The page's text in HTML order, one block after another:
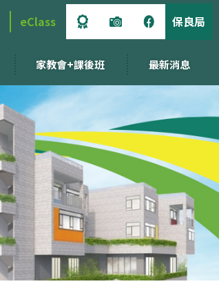
eClass 保良局
家教會+課後班 最新消息